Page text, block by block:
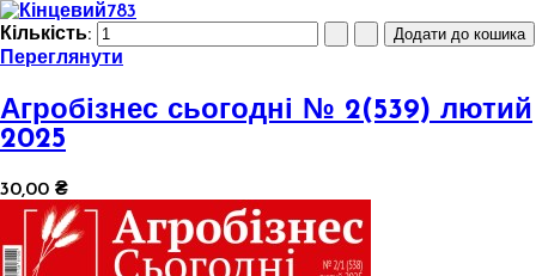
Кількість:
Переглянути
Агробізнес сьогодні № 2(539) лютий
2025
30,00 ₴